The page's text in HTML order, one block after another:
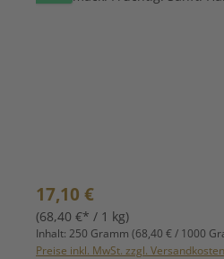
Regulärer Preis:
17,10 €
(68,40 €* / 1 kg)
Inhalt: 250 Gramm (68,40 € / 1000
Preise inkl. MwSt. zzgl. Versandkosten